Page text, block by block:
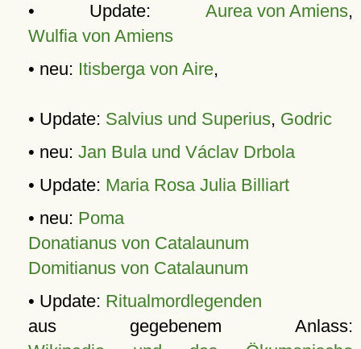
• Update: Aurea von Amiens,
Wulfia von Amiens
• neu: Itisberga von Aire,
• Update: Salvius und Superius, Godric
• neu: Jan Bula und Václav Drbola
• Update: Maria Rosa Julia Billiart
• neu: Poma
Donatianus von Catalaunum
Domitianus von Catalaunum
• Update: Ritualmordlegenden
aus gegebenem Anlass: